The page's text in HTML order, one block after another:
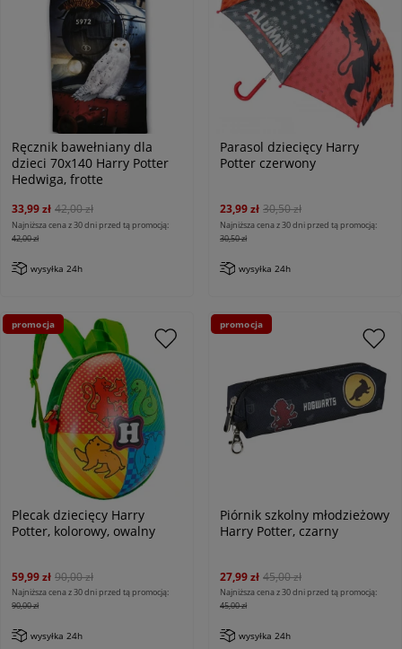
Ręcznik bawełniany dla
dzieci 70x140 Harry Potter
Hedwiga, frotte
33,99 zł 42,00 zł
Najniższa cena z 30 dni przed tą promocją:
42,00 zł
wysyłka 24h
Parasol dziecięcy Harry
Potter czerwony
23,99 zł 30,50 zł
Najniższa cena z 30 dni przed tą promocją:
30,50 zł
wysyłka 24h
Plecak dziecięcy Harry
Potter, kolorowy, owalny
59,99 zł 90,00 zł
Najniższa cena z 30 dni przed tą promocją:
90,00 zł
wysyłka 24h
promocja
Piórnik szkolny młodzieżowy
Harry Potter, czarny
27,99 zł 45,00 zł
Najniższa cena z 30 dni przed tą promocją:
45,00 zł
wysyłka 24h
promocja